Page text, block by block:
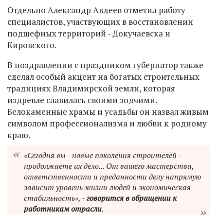
Отдельно Александр Авдеев отметил работу
специалистов, участвующих в восстановлении
подшефных территорий - Докучаевска и
Кировского.
В поздравлении с праздником губернатор также
сделал особый акцент на богатых строительных
традициях Владимирской земли, которая
издревле славилась своими зодчими.
Белокаменные храмы и усадьбы он назвал живым
символом профессионализма и любви к родному
краю.
«Сегодня вы - новые поколения строителей -
продолжаете их дело... От вашего мастерства,
ответственности и преданности делу напрямую
зависит уровень жизни людей и экономическая
стабильность», -говорится в обращении к
работникам отрасли.